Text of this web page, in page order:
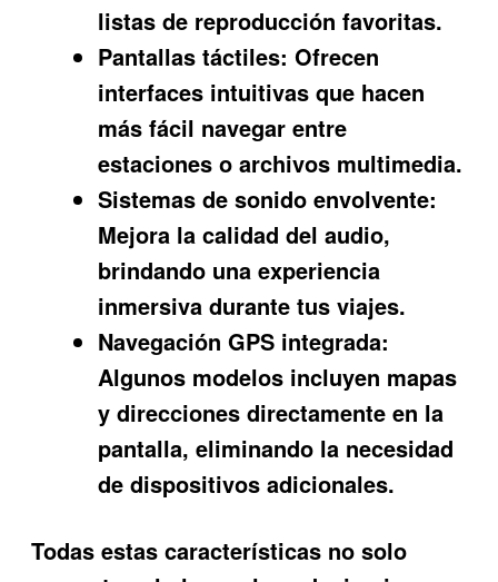
listas de reproducción favoritas.
Pantallas táctiles: Ofrecen
interfaces intuitivas que hacen
más fácil navegar entre
estaciones o archivos multimedia.
Sistemas de sonido envolvente:
Mejora la calidad del audio,
brindando una experiencia
inmersiva durante tus viajes.
Navegación GPS integrada:
Algunos modelos incluyen mapas
y direcciones directamente en la
pantalla, eliminando la necesidad
de dispositivos adicionales.
Todas estas características no solo